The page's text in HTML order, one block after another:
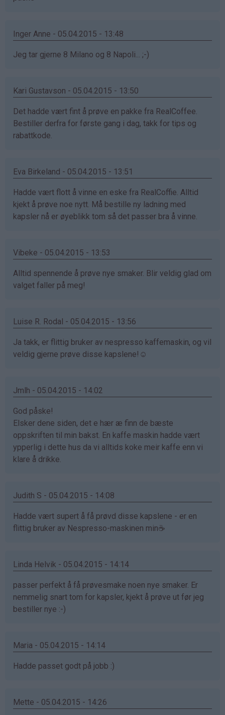
Inger Anne - 05.04.2015 - 13:48
Jeg tar gjerne 8 Milano og 8 Napoli... ;-)
Kari Gustavson - 05.04.2015 - 13:50
Det hadde vært fint å prøve en pakke fra RealCoffee.
Bestiller derfra for første gang i dag, takk for tips og
rabattkode.
Eva Birkeland - 05.04.2015 - 13:51
Hadde vært flott å vinne en eske fra RealCoffie. Alltid
kjekt å prøve noe nytt. Må bestille ny ladning med
kapsler nå er øyeblikk tom så det passer bra å vinne.
Vibeke - 05.04.2015 - 13:53
Alltid spennende å prøve nye smaker. Blir veldig glad om
valget faller på meg!
Luise R. Rodal - 05.04.2015 - 13:56
Ja takk, er flittig bruker av nespresso kaffemaskin, og vil
veldig gjerne prøve disse kapslene!☺️
Jmlh - 05.04.2015 - 14:02
God påske!
Elsker dene siden, det e hær æ finn de bæste
oppskriften til min bakst. En kaffe maskin hadde vært
ypperlig i dette hus da vi alltids koke meir kaffe enn vi
klare å drikke.
Judith S - 05.04.2015 - 14:08
Hadde vært supert å få prøvd disse kapslene - er en
flittig bruker av Nespresso-maskinen min☕️
Linda Helvik - 05.04.2015 - 14:14
passer perfekt å få prøvesmake noen nye smaker. Er
nemmelig snart tom for kapsler, kjekt å prøve ut før jeg
bestiller nye :-)
Maria - 05.04.2015 - 14:14
Hadde passet godt på jobb :)
Mette - 05.04.2015 - 14:26